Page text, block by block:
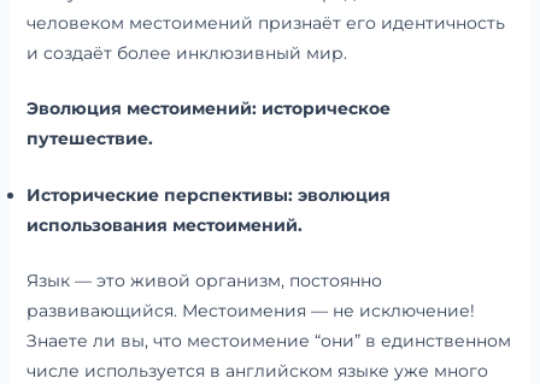
человеком местоимений признаёт его идентичность
и создаёт более инклюзивный мир.
Эволюция местоимений: историческое
путешествие.
Исторические перспективы: эволюция
использования местоимений.
Язык — это живой организм, постоянно
развивающийся. Местоимения — не исключение!
Знаете ли вы, что местоимение “они” в единственном
числе используется в английском языке уже много